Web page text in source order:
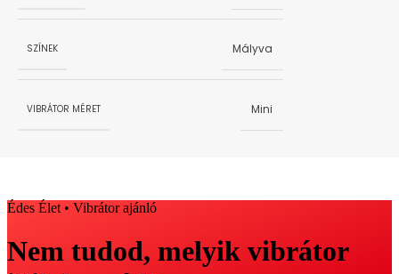
SZÍNEK Mályva
VIBRÁTOR MÉRET Mini